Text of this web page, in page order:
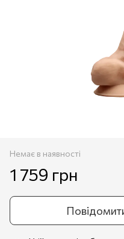
Немає в наявності
1 759 грн